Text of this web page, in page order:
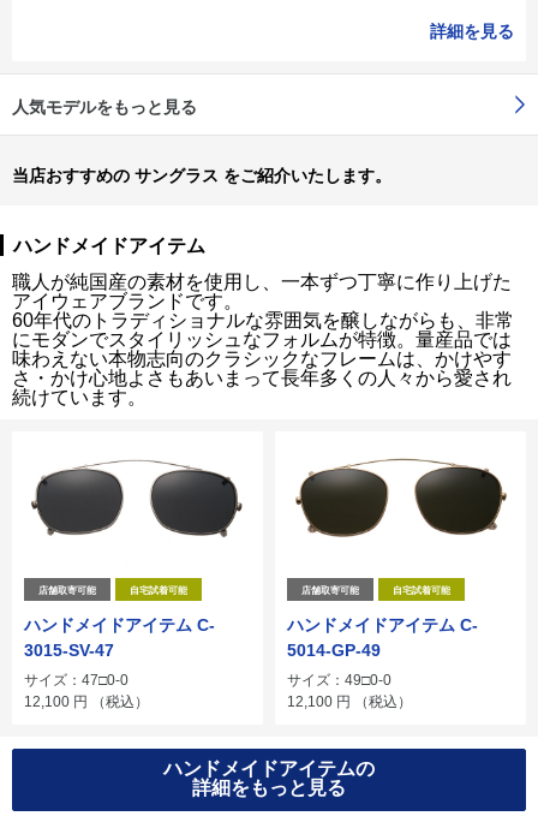
詳細を見る
人気モデルをもっと見る
当店おすすめの サングラス をご紹介いたします。
ハンドメイドアイテム
職人が純国産の素材を使用し、一本ずつ丁寧に作り上げた
アイウェアブランドです。
60年代のトラディショナルな雰囲気を醸しながらも、非常
にモダンでスタイリッシュなフォルムが特徴。量産品では
味わえない本物志向のクラシックなフレームは、かけやす
さ・かけ心地よさもあいまって長年多くの人々から愛され
続けています。
店舗取寄可能 自宅試着可能
ハンドメイドアイテム C-
3015-SV-47
サイズ：47□0-0
12,100 円 （税込）
店舗取寄可能 自宅試着可能
ハンドメイドアイテム C-
5014-GP-49
サイズ：49□0-0
12,100 円 （税込）
ハンドメイドアイテムの
詳細をもっと見る